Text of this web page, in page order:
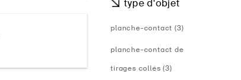
type d'objet
planche-contact (3)
planche-contact de
tirages collés (3)